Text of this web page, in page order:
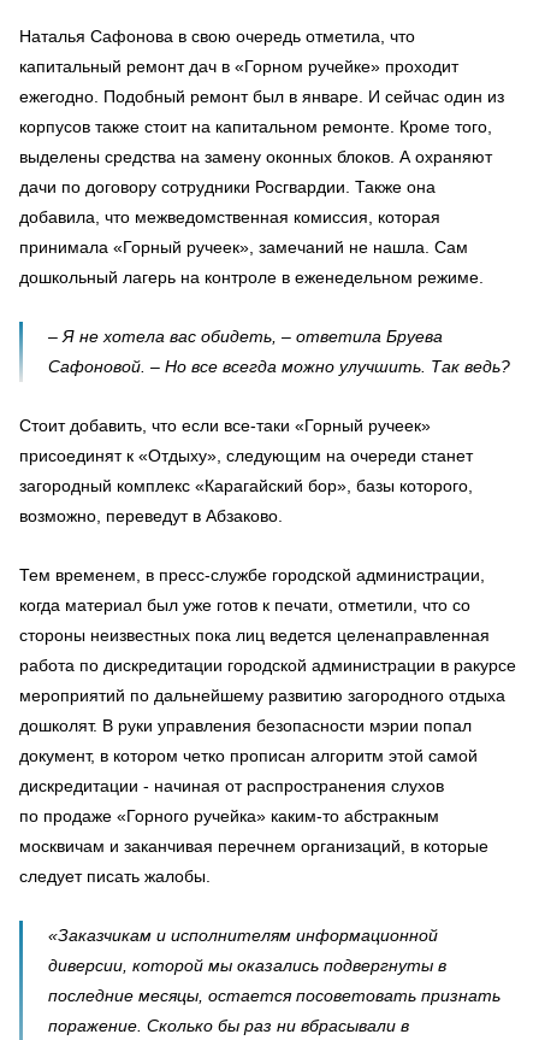
Наталья Сафонова в свою очередь отметила, что
капитальный ремонт дач в «Горном ручейке» проходит
ежегодно. Подобный ремонт был в январе. И сейчас один из
корпусов также стоит на капитальном ремонте. Кроме того,
выделены средства на замену оконных блоков. А охраняют
дачи по договору сотрудники Росгвардии. Также она
добавила, что межведомственная комиссия, которая
принимала «Горный ручеек», замечаний не нашла. Сам
дошкольный лагерь на контроле в еженедельном режиме.
– Я не хотела вас обидеть, – ответила Бруева
Сафоновой. – Но все всегда можно улучшить. Так ведь?
Стоит добавить, что если все-таки «Горный ручеек»
присоединят к «Отдыху», следующим на очереди станет
загородный комплекс «Карагайский бор», базы которого,
возможно, переведут в Абзаково.
Тем временем, в пресс-службе городской администрации,
когда материал был уже готов к печати, отметили, что со
стороны неизвестных пока лиц ведется целенаправленная
работа по дискредитации городской администрации в ракурсе
мероприятий по дальнейшему развитию загородного отдыха
дошколят. В руки управления безопасности мэрии попал
документ, в котором четко прописан алгоритм этой самой
дискредитации - начиная от распространения слухов
по продаже «Горного ручейка» каким-то абстракным
москвичам и заканчивая перечнем организаций, в которые
следует писать жалобы.
«Заказчикам и исполнителям информационной
диверсии, которой мы оказались подвергнуты в
последние месяцы, остается посоветовать признать
поражение. Сколько бы раз ни вбрасывали в